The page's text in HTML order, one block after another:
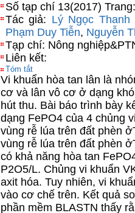
Số tạp chí 13(2017)
Tác giả: Lý Ngọc Thanh
Phạm Duy Tiễn, Nguyễn
Tạp chí: Nông
Liên kết:
Tóm tắt
Vi khuẩn hòa tan lân là
cơ và lân vô cơ ở dạng
hút thu. Bài báo trình bày
dạng FePO4 của 4 chủng
vùng rễ lúa trên đất phèn
vùng rễ lúa trên đất phèn
có khả năng hòa tan
P2O5/L. Chủng vi khuẩn
axit hóa. Tuy nhiên, vi
vào cơ chế trên. Kết quả
phần mềm BLASTN thấy